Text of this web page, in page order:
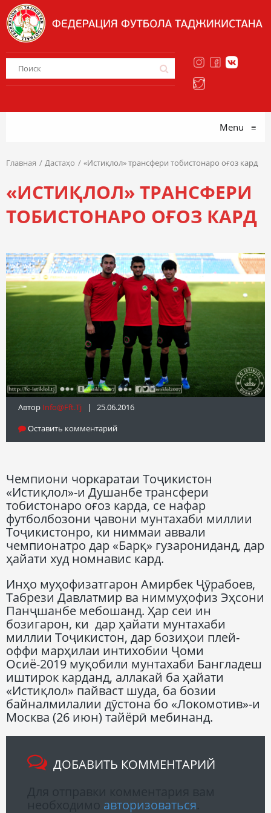
Menu ≡
Главная Дастаҳо «Истиқлол» трансфери тобистонаро оғоз кард
«ИСТИҚЛОЛ» ТРАНСФЕРИ
ТОБИСТОНАРО ОҒОЗ КАРД
Автор Info@fft.tj | 25.06.2016
Оставить комментарий
Чемпиони чоркаратаи Тоҷикистон
«Истиқлол»-и Душанбе трансфери
тобистонаро оғоз карда, се нафар
футболбозони ҷавони мунтахаби миллии
Тоҷикистонро, ки ниммаи аввали
чемпионатро дар «Барқ» гузарониданд, дар
ҳайати худ номнавис кард.
Инҳо муҳофизатгарон Амирбек Ҷӯрабоев,
Табрези Давлатмир ва ниммуҳофиз Эҳсони
Панҷшанбе мебошанд. Ҳар сеи ин
бозигарон, ки дар ҳайати мунтахаби
миллии Тоҷикистон, дар бозиҳои плей-
оффи марҳилаи интихобии Ҷоми
Осиё-2019 муқобили мунтахаби Бангладеш
иштирок карданд, аллакай ба ҳайати
«Истиқлол» пайваст шуда, ба бозии
байналмилалии дӯстона бо «Локомотив»-и
Москва (26 июн) тайёрӣ мебинанд.
ДОБАВИТЬ КОММЕНТАРИЙ
авторизоваться